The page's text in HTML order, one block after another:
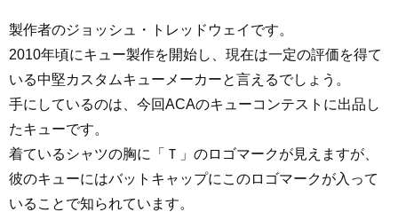
製作者のジョッシュ・トレッドウェイです。
2010年頃にキュー製作を開始し、現在は一定の評価を得て
いる中堅カスタムキューメーカーと言えるでしょう。
手にしているのは、今回ACAのキューコンテストに出品し
たキューです。
着ているシャツの胸に「Ｔ」のロゴマークが見えますが、
彼のキューにはバットキャップにこのロゴマークが入って
いることで知られています。